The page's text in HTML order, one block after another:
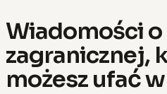
Wiadomości
zagranicznej,
możesz ufać